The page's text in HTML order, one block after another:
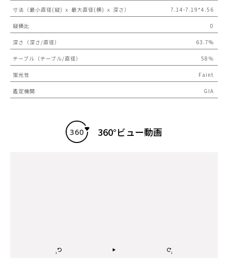
寸法（最小直径(縦) ｘ 最大直径(横) ｘ 深さ） 7.14-7.19*4.56
縦横比 0
深さ（深さ/直径） 63.7%
テーブル（テーブル/直径） 58％
蛍光性 Faint
鑑定機関 GIA
360°ビュー動画